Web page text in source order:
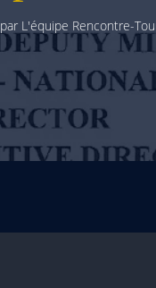
par L'équipe Rencontre-